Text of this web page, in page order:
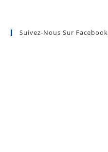
Suivez-Nous Sur Facebook